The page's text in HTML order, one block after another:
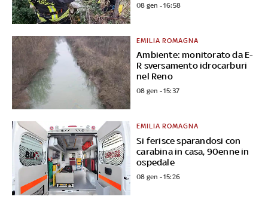
08 gen - 16:58
Ambiente: monitorato da E-
R sversamento idrocarburi
nel Reno
EMILIA ROMAGNA
08 gen - 15:37
Si ferisce sparandosi con
carabina in casa, 90enne in
ospedale
EMILIA ROMAGNA
08 gen - 15:26